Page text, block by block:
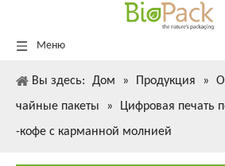
Меню
Вы здесь: Дом » Продукция »
чайные пакеты
»
Цифровая печать
-кофе с карманной молнией